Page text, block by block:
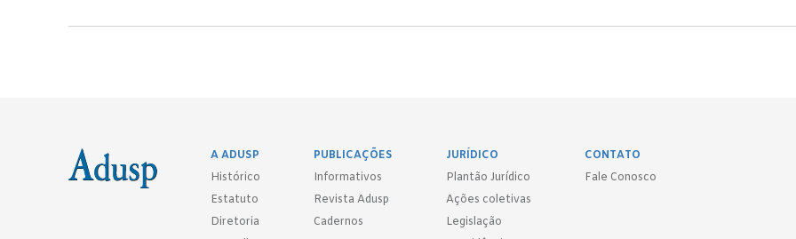
A ADUSP
Histórico
Estatuto
Diretoria
PUBLICAÇÕES
Informativos
Revista Adusp
Cadernos
JURÍDICO
Plantão Jurídico
Ações coletivas
Legislação
CONTATO
Fale Conosco